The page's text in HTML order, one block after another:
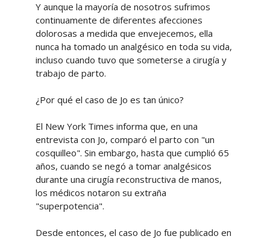
Y aunque la mayoría de nosotros sufrimos
continuamente de diferentes afecciones
dolorosas a medida que envejecemos, ella
nunca ha tomado un analgésico en toda su vida,
incluso cuando tuvo que someterse a cirugía y
trabajo de parto.
¿Por qué el caso de Jo es tan único?
El New York Times informa que, en una
entrevista con Jo, comparó el parto con "un
cosquilleo". Sin embargo, hasta que cumplió 65
años, cuando se negó a tomar analgésicos
durante una cirugía reconstructiva de manos,
los médicos notaron su extraña
"superpotencia".
Desde entonces, el caso de Jo fue publicado en